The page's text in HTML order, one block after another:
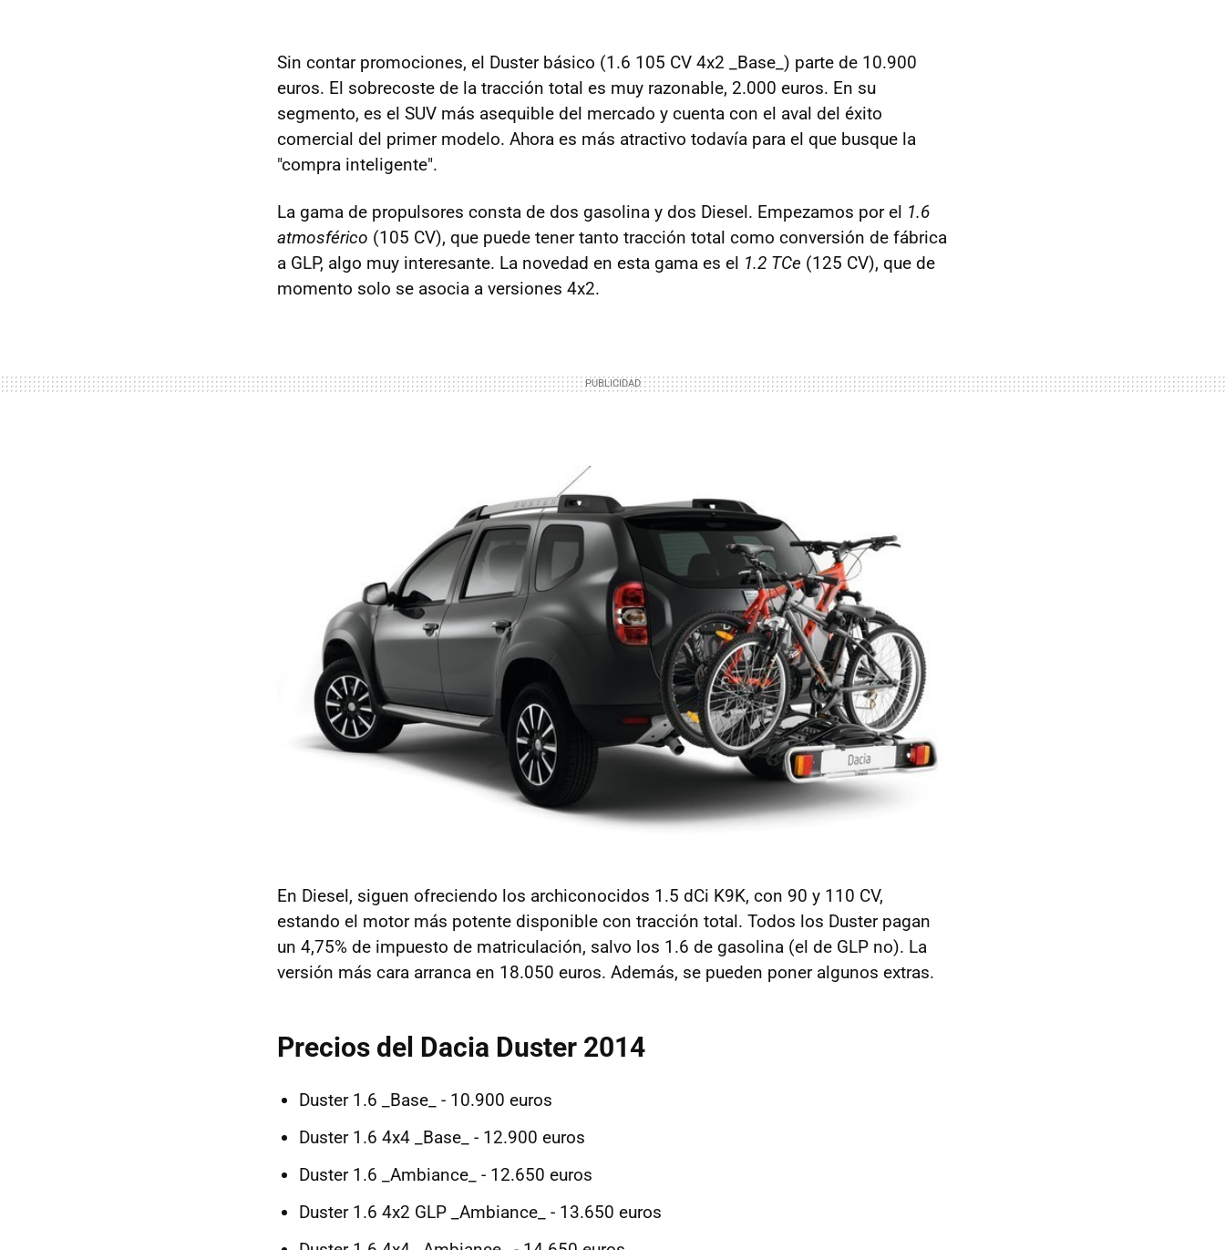
Sin contar promociones, el Duster básico (1.6 105 CV 4x2 _Base_) parte de 10.900
euros. El sobrecoste de la tracción total es muy razonable, 2.000 euros. En su
segmento, es el SUV más asequible del mercado y cuenta con el aval del éxito
comercial del primer modelo. Ahora es más atractivo todavía para el que busque la
"compra inteligente".
La gama de propulsores consta de dos gasolina y dos Diesel. Empezamos por el 1.6
atmosférico (105 CV), que puede tener tanto tracción total como conversión de fábrica
a GLP, algo muy interesante. La novedad en esta gama es el 1.2 TCe (125 CV), que de
momento solo se asocia a versiones 4x2.
En Diesel, siguen ofreciendo los archiconocidos 1.5 dCi K9K, con 90 y 110 CV,
estando el motor más potente disponible con tracción total. Todos los Duster pagan
un 4,75% de impuesto de matriculación, salvo los 1.6 de gasolina (el de GLP no). La
versión más cara arranca en 18.050 euros. Además, se pueden poner algunos extras.
Precios del Dacia Duster 2014
Duster 1.6 _Base_ - 10.900 euros
Duster 1.6 4x4 _Base_ - 12.900 euros
Duster 1.6 _Ambiance_ - 12.650 euros
Duster 1.6 4x2 GLP _Ambiance_ - 13.650 euros